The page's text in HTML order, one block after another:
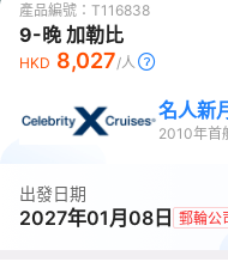
產品編號： T116838
9-晚 加勒比
HKD 8,027/人
名人新
2010年首
出發日期
2027年01月08日 郵輪公